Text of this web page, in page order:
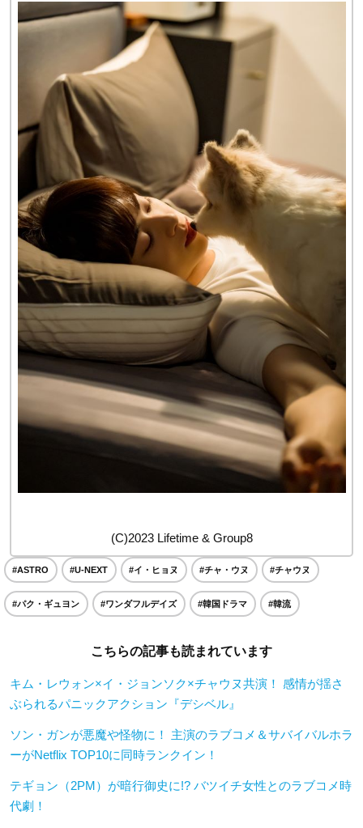
(C)2023 Lifetime & Group8
#ASTRO #U-NEXT #イ・ヒョヌ #チャ・ウヌ #チャウヌ
#パク・ギュヨン #ワンダフルデイズ #韓国ドラマ #韓流
こちらの記事も読まれています
キム・レウォン×イ・ジョンソク×チャウヌ共演！ 感情が揺さ
ぶられるパニックアクション『デシベル』
ソン・ガンが悪魔や怪物に！ 主演のラブコメ＆サバイバルホラ
ーがNetflix TOP10に同時ランクイン！
テギョン（2PM）が暗行御史に!? バツイチ女性とのラブコメ時
代劇！